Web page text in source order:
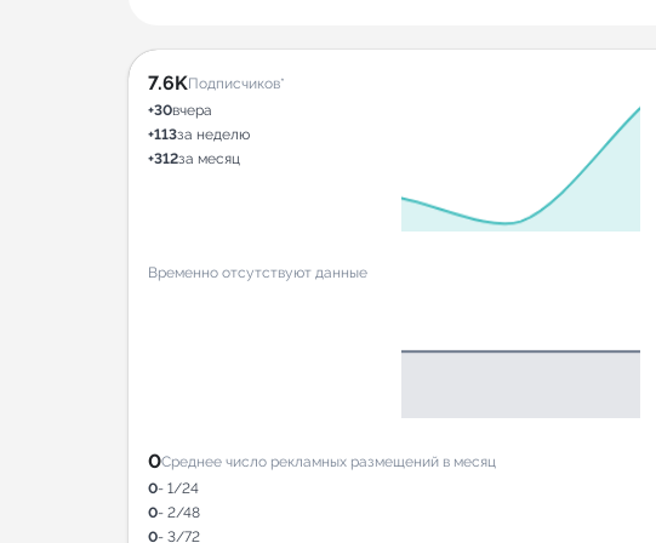
7.6KПодписчиков*
+30вчера
+113за неделю
+312за месяц
Временно отсутствуют данные
0Среднее число рекламных размещений в месяц
0- 1/24
0- 2/48
0- 3/72